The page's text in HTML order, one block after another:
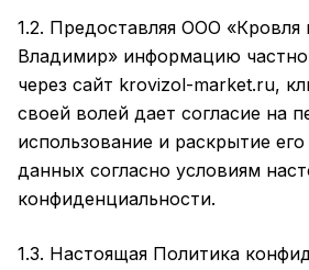
1.2. Предоставляя ООО «Кровля
Владимир» информацию
через сайт krovizol-market.ru,
своей волей дает согласие на
использование и раскрытие
данных согласно условиям
конфиденциальности.
1.3. Настоящая Политика